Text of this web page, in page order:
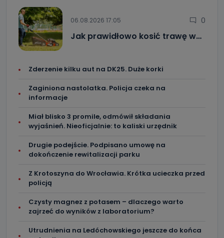
06.08.2026 17:05 0
Jak prawidłowo kosić trawę w…
Zderzenie kilku aut na DK25. Duże korki
Zaginiona nastolatka. Policja czeka na
informacje
Miał blisko 3 promile, odmówił składania
wyjaśnień. Nieoficjalnie: to kaliski urzędnik
Drugie podejście. Podpisano umowę na
dokończenie rewitalizacji parku
Z Krotoszyna do Wrocławia. Krótka ucieczka przed
policją
Czysty magnez z potasem – dlaczego warto
zajrzeć do wyników z laboratorium?
Utrudnienia na Ledóchowskiego jeszcze do końca